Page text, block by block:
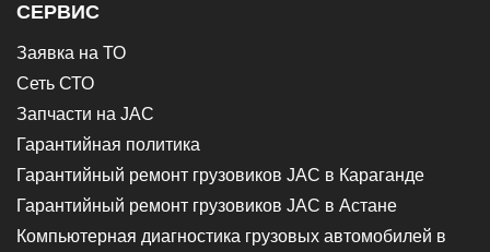
СЕРВИС
Заявка на ТО
Сеть СТО
Запчасти на JAC
Гарантийная политика
Гарантийный ремонт грузовиков JAC в Караганде
Гарантийный ремонт грузовиков JAC в Астане
Компьютерная диагностика грузовых автомобилей в